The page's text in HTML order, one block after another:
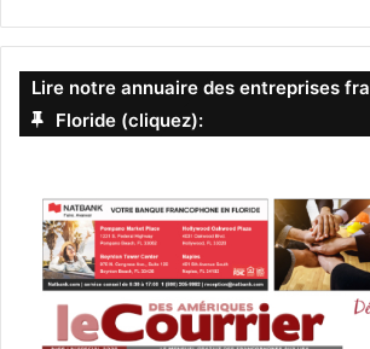
Lire notre annuaire des entreprises
Floride (cliquez):